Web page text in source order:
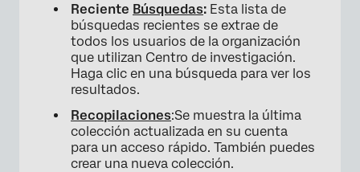
Reciente Búsquedas: Esta lista de
búsquedas recientes se extrae de
todos los usuarios de la organización
que utilizan Centro de investigación.
Haga clic en una búsqueda para ver los
resultados.
Recopilaciones:Se muestra la última
colección actualizada en su cuenta
para un acceso rápido. También puedes
crear una nueva colección.